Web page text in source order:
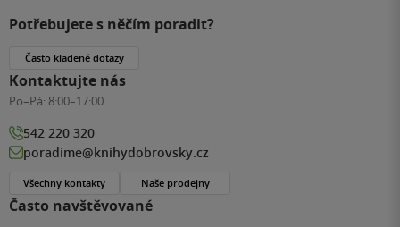
Často navštěvované
Potřebujete s něčím poradit?
Často kladené dotazy
Kontaktujte nás
Po–Pá: 8:00–17:00
542 220 320
poradime@knihydobrovsky.cz
Všechny kontakty Naše prodejny